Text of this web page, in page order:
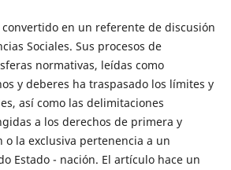
en un referente de discusión
Sociales. Sus procesos de
normativas, leídas como
y deberes ha traspasado los límites y
así como las delimitaciones
a los derechos de primera y
o la exclusiva pertenencia a un
Estado - nación. El artículo hace un